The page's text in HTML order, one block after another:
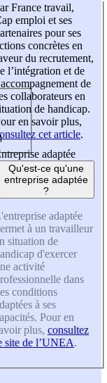
France travail,
emploi et ses
pour ses
concrètes en
du recrutement,
l’intégration et de
de
collaborateurs en
de handicap.
en savoir plus,
cet article.
adaptée
Qu'est-ce qu'une
entreprise adaptée
?
adaptée
à un travailleur
situation de
d'exercer
activité
dans
conditions
à ses
Pour en
plus, consultez
site de l’UNEA.